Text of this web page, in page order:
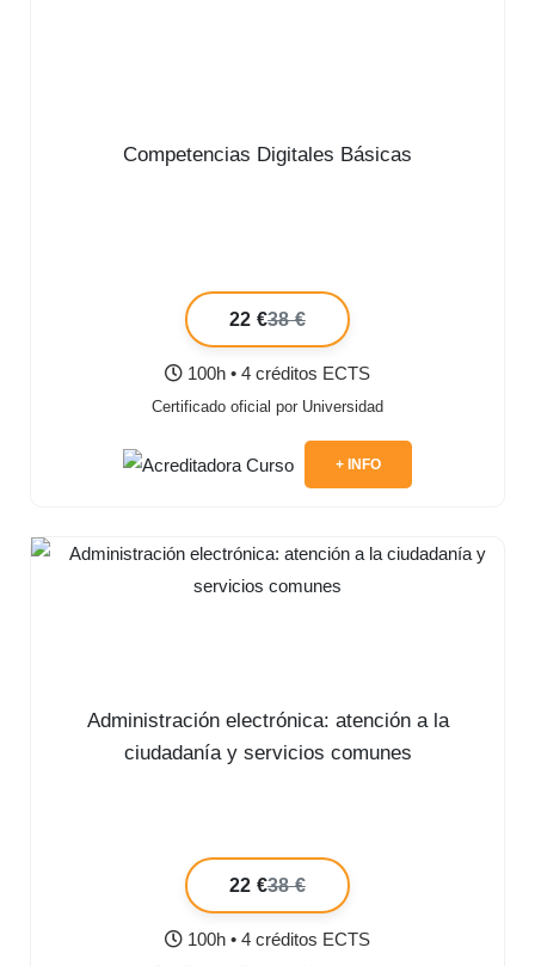
Competencias Digitales Básicas
22 €38 €
100h • 4 créditos ECTS
Certificado oficial por Universidad
+ INFO
Administración electrónica: atención a la
ciudadanía y servicios comunes
22 €38 €
100h • 4 créditos ECTS